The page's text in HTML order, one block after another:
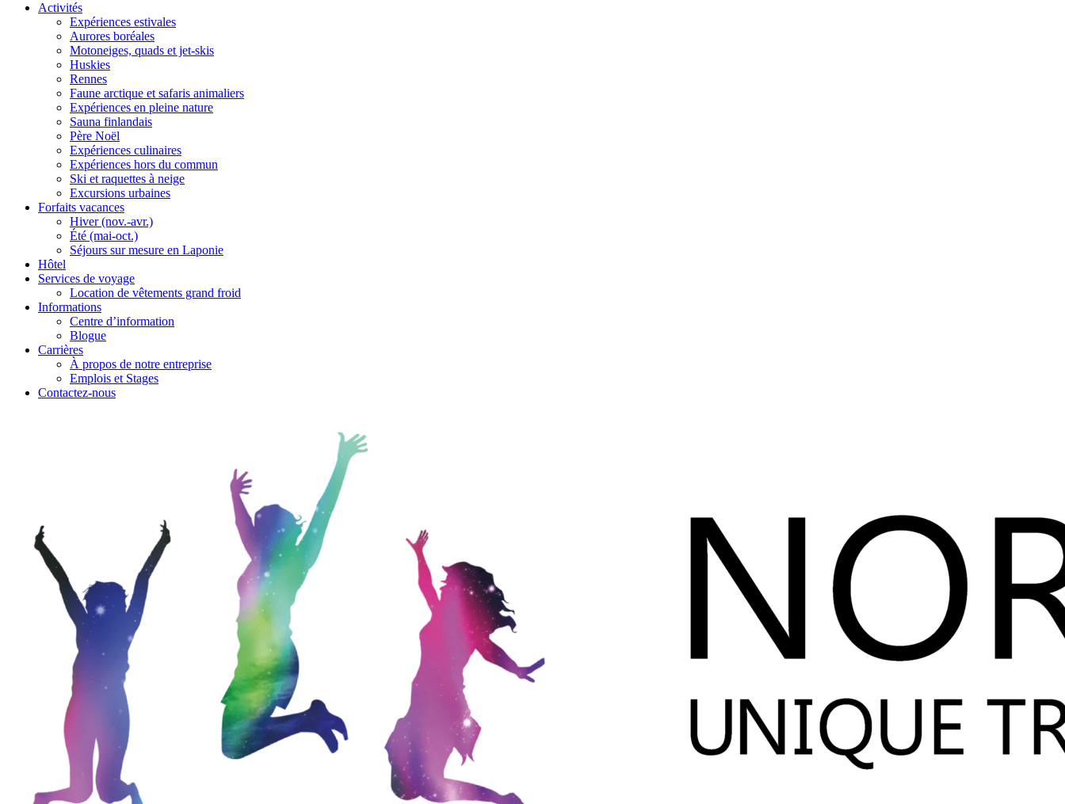
Activités
Expériences estivales
Aurores boréales
Motoneiges, quads et jet-skis
Huskies
Rennes
Faune arctique et safaris animaliers
Expériences en pleine nature
Sauna finlandais
Père Noël
Expériences culinaires
Expériences hors du commun
Ski et raquettes à neige
Excursions urbaines
Forfaits vacances
Hiver (nov.-avr.)
Été (mai-oct.)
Séjours sur mesure en Laponie
Hôtel
Services de voyage
Location de vêtements grand froid
Informations
Centre d’information
Blogue
Carrières
À propos de notre entreprise
Emplois et Stages
Contactez-nous